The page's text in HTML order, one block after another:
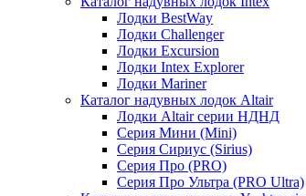
Лодки BestWay
Лодки Challenger
Лодки Excursion
Лодки Intex Explorer
Лодки Mariner
Каталог надувных лодок Altair
Лодки Altair серии НДНД
Серия Мини (Mini)
Серия Сириус (Sirius)
Серия Про (PRO)
Серия Про Ультра (PRO Ultra)